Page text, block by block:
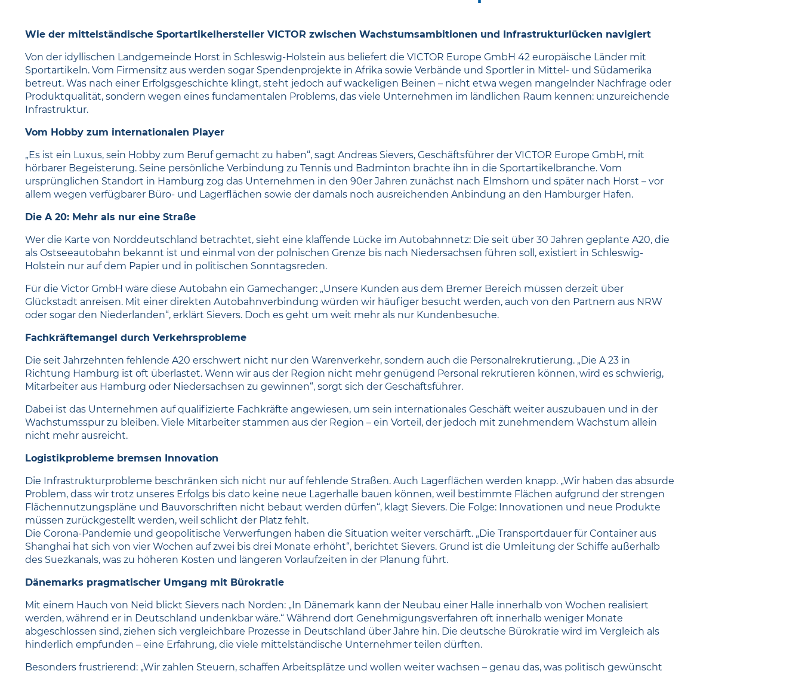
Wie der mittelständische Sportartikelhersteller VICTOR zwischen Wachstumsambitionen und Infrastrukturlücken navigiert
Von der idyllischen Landgemeinde Horst in Schleswig-Holstein aus beliefert die VICTOR Europe GmbH 42 europäische Länder mit
Sportartikeln. Vom Firmensitz aus werden sogar Spendenprojekte in Afrika sowie Verbände und Sportler in Mittel- und Südamerika
betreut. Was nach einer Erfolgsgeschichte klingt, steht jedoch auf wackeligen Beinen – nicht etwa wegen mangelnder Nachfrage oder
Produktqualität, sondern wegen eines fundamentalen Problems, das viele Unternehmen im ländlichen Raum kennen: unzureichende
Infrastruktur.
Vom Hobby zum internationalen Player
„Es ist ein Luxus, sein Hobby zum Beruf gemacht zu haben“, sagt Andreas Sievers, Geschäftsführer der VICTOR Europe GmbH, mit
hörbarer Begeisterung. Seine persönliche Verbindung zu Tennis und Badminton brachte ihn in die Sportartikelbranche. Vom
ursprünglichen Standort in Hamburg zog das Unternehmen in den 90er Jahren zunächst nach Elmshorn und später nach Horst – vor
allem wegen verfügbarer Büro- und Lagerflächen sowie der damals noch ausreichenden Anbindung an den Hamburger Hafen.
Die A 20: Mehr als nur eine Straße
Wer die Karte von Norddeutschland betrachtet, sieht eine klaffende Lücke im Autobahnnetz: Die seit über 30 Jahren geplante A20, die
als Ostseeautobahn bekannt ist und einmal von der polnischen Grenze bis nach Niedersachsen führen soll, existiert in Schleswig-
Holstein nur auf dem Papier und in politischen Sonntagsreden.
Für die Victor GmbH wäre diese Autobahn ein Gamechanger: „Unsere Kunden aus dem Bremer Bereich müssen derzeit über
Glückstadt anreisen. Mit einer direkten Autobahnverbindung würden wir häufiger besucht werden, auch von den Partnern aus NRW
oder sogar den Niederlanden“, erklärt Sievers. Doch es geht um weit mehr als nur Kundenbesuche.
Fachkräftemangel durch Verkehrsprobleme
Die seit Jahrzehnten fehlende A20 erschwert nicht nur den Warenverkehr, sondern auch die Personalrekrutierung. „Die A 23 in
Richtung Hamburg ist oft überlastet. Wenn wir aus der Region nicht mehr genügend Personal rekrutieren können, wird es schwierig,
Mitarbeiter aus Hamburg oder Niedersachsen zu gewinnen“, sorgt sich der Geschäftsführer.
Dabei ist das Unternehmen auf qualifizierte Fachkräfte angewiesen, um sein internationales Geschäft weiter auszubauen und in der
Wachstumsspur zu bleiben. Viele Mitarbeiter stammen aus der Region – ein Vorteil, der jedoch mit zunehmendem Wachstum allein
nicht mehr ausreicht.
Logistikprobleme bremsen Innovation
Die Infrastrukturprobleme beschränken sich nicht nur auf fehlende Straßen. Auch Lagerflächen werden knapp. „Wir haben das absurde
Problem, dass wir trotz unseres Erfolgs bis dato keine neue Lagerhalle bauen können, weil bestimmte Flächen aufgrund der strengen
Flächennutzungspläne und Bauvorschriften nicht bebaut werden dürfen“, klagt Sievers. Die Folge: Innovationen und neue Produkte
müssen zurückgestellt werden, weil schlicht der Platz fehlt.
Die Corona-Pandemie und geopolitische Verwerfungen haben die Situation weiter verschärft. „Die Transportdauer für Container aus
Shanghai hat sich von vier Wochen auf zwei bis drei Monate erhöht“, berichtet Sievers. Grund ist die Umleitung der Schiffe außerhalb
des Suezkanals, was zu höheren Kosten und längeren Vorlaufzeiten in der Planung führt.
Dänemarks pragmatischer Umgang mit Bürokratie
Mit einem Hauch von Neid blickt Sievers nach Norden: „In Dänemark kann der Neubau einer Halle innerhalb von Wochen realisiert
werden, während er in Deutschland undenkbar wäre.“ Während dort Genehmigungsverfahren oft innerhalb weniger Monate
abgeschlossen sind, ziehen sich vergleichbare Prozesse in Deutschland über Jahre hin. Die deutsche Bürokratie wird im Vergleich als
hinderlich empfunden – eine Erfahrung, die viele mittelständische Unternehmer teilen dürften.
Besonders frustrierend: „Wir zahlen Steuern, schaffen Arbeitsplätze und wollen weiter wachsen – genau das, was politisch gewünscht